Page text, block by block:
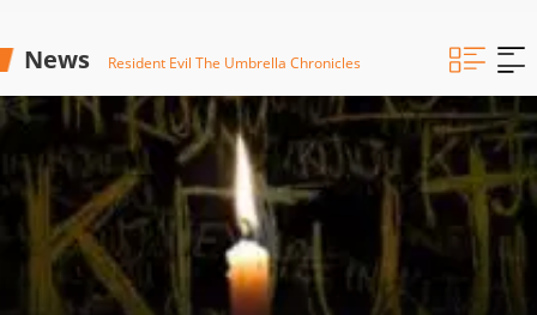
News Resident Evil The Umbrella Chronicles